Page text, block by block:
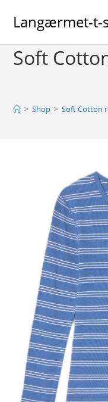
Langærmet-t-
Soft
> Shop > Soft Cotton